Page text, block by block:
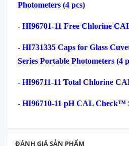
Photometers (4 pcs)
- HI96701-11 Free Chlorine
- HI731335 Caps for Glass
Series Portable Photometers (4
- HI96711-11 Total Chlorine
- HI96710-11 pH CAL Check™
ĐÁNH GIÁ SẢN PHẨM